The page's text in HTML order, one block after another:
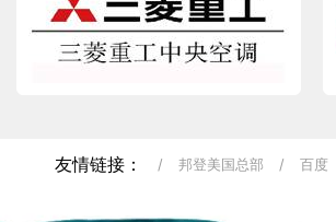
友情链接： / 邦登美国总部 / 百度